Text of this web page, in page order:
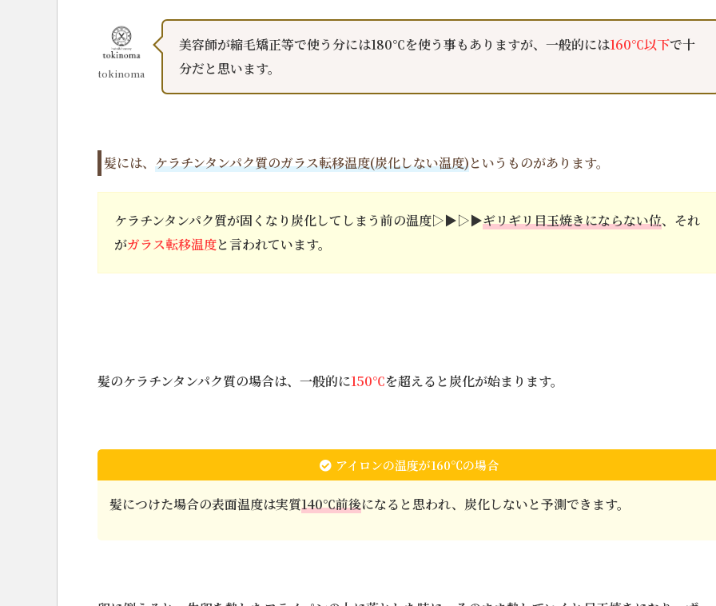
tokinoma
美容師が縮毛矯正等で使う分には180℃を使う事もありますが、一般的には160℃以下で十
分だと思います。
髪には、 ケラチンタンパク質のガラス転移温度(炭化しない温度)というものがあります。
ケラチンタンパク質が固くなり炭化してしまう前の温度▷▶︎▷▶︎ギリギリ目玉焼きにならない位、それ
がガラス転移温度と言われています。
髪のケラチンタンパク質の場合は、一般的に150℃を超えると炭化が始まります。
アイロンの温度が160℃の場合
髪につけた場合の表面温度は実質140℃前後になると思われ、炭化しないと予測できます。